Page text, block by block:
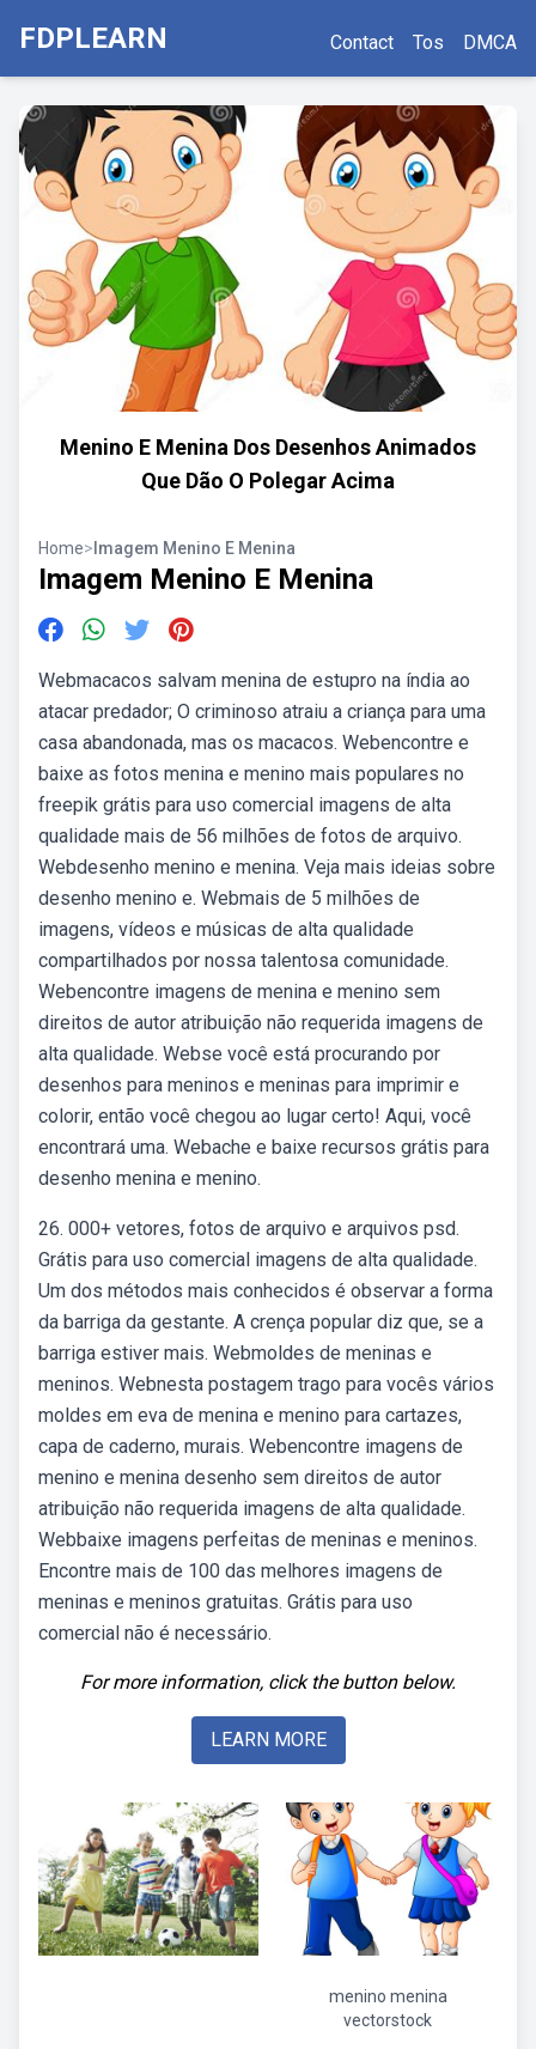
FDPLEARN Contact Tos DMCA
Menino E Menina Dos Desenhos Animados
Que Dão O Polegar Acima
Home> Imagem Menino E Menina
Imagem Menino E Menina
Webmacacos salvam menina de estupro na índia ao
atacar predador; O criminoso atraiu a criança para uma
casa abandonada, mas os macacos. Webencontre e
baixe as fotos menina e menino mais populares no
freepik grátis para uso comercial imagens de alta
qualidade mais de 56 milhões de fotos de arquivo.
Webdesenho menino e menina. Veja mais ideias sobre
desenho menino e. Webmais de 5 milhões de
imagens, vídeos e músicas de alta qualidade
compartilhados por nossa talentosa comunidade.
Webencontre imagens de menina e menino sem
direitos de autor atribuição não requerida imagens de
alta qualidade. Webse você está procurando por
desenhos para meninos e meninas para imprimir e
colorir, então você chegou ao lugar certo! Aqui, você
encontrará uma. Webache e baixe recursos grátis para
desenho menina e menino.
26. 000+ vetores, fotos de arquivo e arquivos psd.
Grátis para uso comercial imagens de alta qualidade.
Um dos métodos mais conhecidos é observar a forma
da barriga da gestante. A crença popular diz que, se a
barriga estiver mais. Webmoldes de meninas e
meninos. Webnesta postagem trago para vocês vários
moldes em eva de menina e menino para cartazes,
capa de caderno, murais. Webencontre imagens de
menino e menina desenho sem direitos de autor
atribuição não requerida imagens de alta qualidade.
Webbaixe imagens perfeitas de meninas e meninos.
Encontre mais de 100 das melhores imagens de
meninas e meninos gratuitas. Grátis para uso
comercial não é necessário.
For more information, click the button below.
LEARN MORE
menino menina
vectorstock